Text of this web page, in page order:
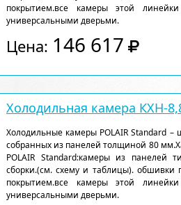
покрытием.все камеры этой
универсальными дверьми.
Цена: 146 617
Холодильная камера КХН-
Холодильные камеры POLAIR Standard
собранных из панелей толщиной 80
POLAIR Standard:камеры из панелей
сборки.(см. схему и таблицы).
покрытием.все камеры этой
универсальными дверьми.